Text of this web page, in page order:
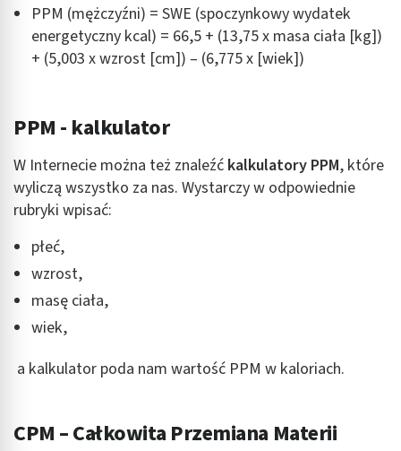
PPM (mężczyźni) = SWE (spoczynkowy wydatek
energetyczny kcal) = 66,5 + (13,75 x masa ciała [kg])
+ (5,003 x wzrost [cm]) – (6,775 x [wiek])
PPM - kalkulator
W Internecie można też znaleźć kalkulatory PPM, które
wyliczą wszystko za nas. Wystarczy w odpowiednie
rubryki wpisać:
płeć,
wzrost,
masę ciała,
wiek,
a kalkulator poda nam wartość PPM w kaloriach.
CPM – Całkowita Przemiana Materii